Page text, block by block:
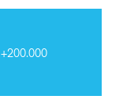
+200.000